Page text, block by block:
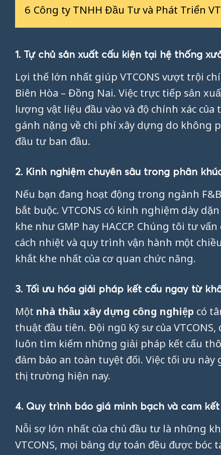
6 Công ty TNHH Đầu Tư và Phát Triển
1. Tự chủ sản xuất cấu kiện tại hệ thống
Lợi thế lớn nhất giúp VTCONS vượt trội
Biên Hòa – Đồng Nai. Việc trực tiếp sản
lượng vật liệu đầu vào và độ chính xác
gánh nặng về chi phí xây dựng do không
đầu tư ban đầu.
2. Kinh nghiệm chuyên sâu trong phân
Nếu bạn đang hoạt động trong ngành
bắt buộc. VTCONS có kinh nghiệm dày
khe như GMP hay HACCP. Chúng tôi tư
cách nhiệt và quy trình vận hành một
khắt khe nhất của cơ quan chức năng.
3. Tối ưu hóa giải pháp kết cấu ngay từ
Một nhà thầu xây dựng công nghiệp có
thuật đầu tiên. Đội ngũ kỹ sư của
luôn tìm kiếm những giải pháp kết cấu
đảm bảo an toàn tuyệt đối. Việc tối ưu
thị trường hiện nay.
4. Quy trình báo giá minh bạch và cam
Nỗi sợ lớn nhất của chủ đầu tư là những
VTCONS, mọi bảng dự toán đều được